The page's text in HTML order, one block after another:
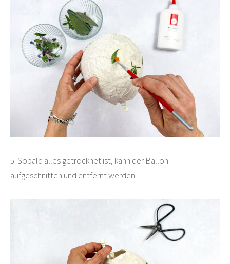
5. Sobald alles getrocknet ist, kann der Ballon
aufgeschnitten und entfernt werden.